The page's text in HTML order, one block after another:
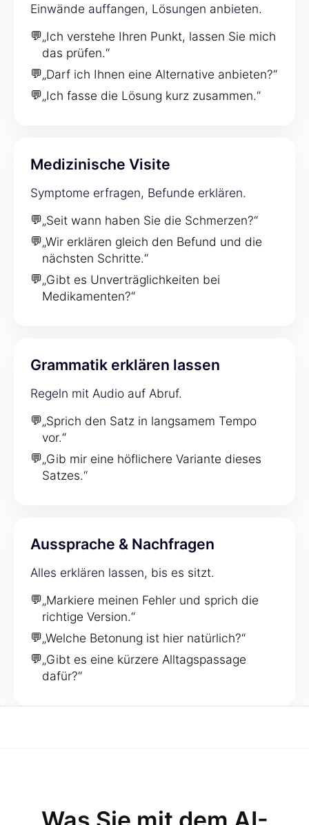
Einwände auffangen, Lösungen anbieten.
💬„Ich verstehe Ihren Punkt, lassen Sie mich
das prüfen.“
💬„Darf ich Ihnen eine Alternative anbieten?“
💬„Ich fasse die Lösung kurz zusammen.“
Medizinische Visite
Symptome erfragen, Befunde erklären.
💬„Seit wann haben Sie die Schmerzen?“
💬„Wir erklären gleich den Befund und die
nächsten Schritte.“
💬„Gibt es Unverträglichkeiten bei
Medikamenten?“
Grammatik erklären lassen
Regeln mit Audio auf Abruf.
💬„Sprich den Satz in langsamem Tempo
vor.“
💬„Gib mir eine höflichere Variante dieses
Satzes.“
Aussprache & Nachfragen
Alles erklären lassen, bis es sitzt.
💬„Markiere meinen Fehler und sprich die
richtige Version.“
💬„Welche Betonung ist hier natürlich?“
💬„Gibt es eine kürzere Alltagspassage
dafür?“